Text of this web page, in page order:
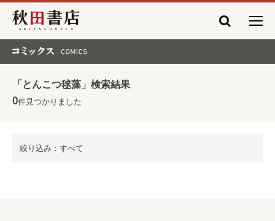
秋田書店
「とんこつ毬藻」検索結果
0件見つかりました
絞り込み：すべて